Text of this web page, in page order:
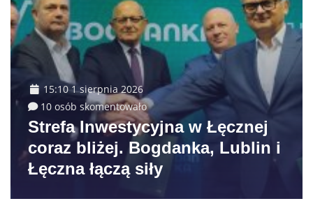
15:10 1 sierpnia 2026
10 osób skomentowało
Strefa Inwestycyjna w Łęcznej
coraz bliżej. Bogdanka, Lublin i
Łęczna łączą siły